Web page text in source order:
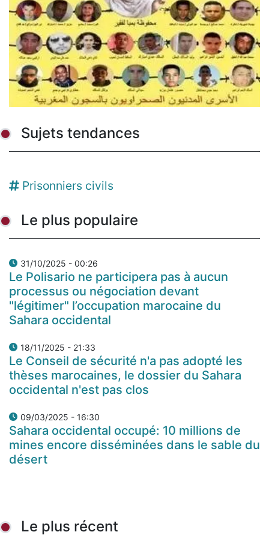
Sujets tendances
Prisonniers civils
Le plus populaire
31/10/2025 - 00:26
Le Polisario ne participera pas à aucun
processus ou négociation devant
"légitimer" l’occupation marocaine du
Sahara occidental
18/11/2025 - 21:33
Le Conseil de sécurité n'a pas adopté les
thèses marocaines, le dossier du Sahara
occidental n'est pas clos
09/03/2025 - 16:30
Sahara occidental occupé: 10 millions de
mines encore disséminées dans le sable du
désert
Le plus récent